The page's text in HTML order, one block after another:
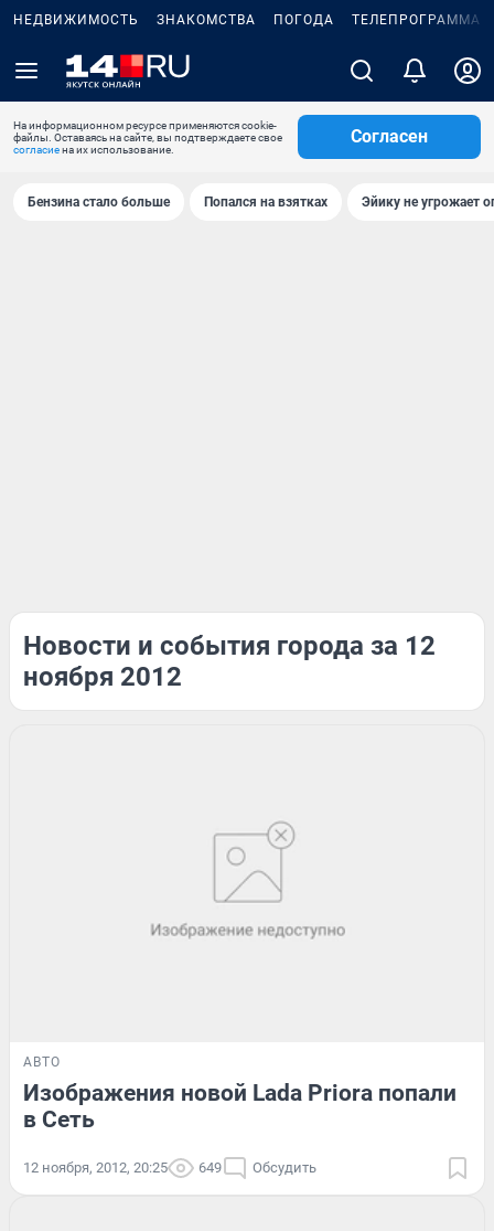
НЕДВИЖИМОСТЬ ЗНАКОМСТВА ПОГОДА ТЕЛЕПРОГРАММА
На информационном ресурсе применяются cookie-
файлы. Оставаясь на сайте, вы подтверждаете свое
согласиена их использование.
Согласен
Бензина стало больше Попался на взятках Эйику не угрожает
Новости и события города за 12
ноября 2012
АВТО
Изображения новой Lada Priora попали
в Сеть
12 ноября, 2012, 20:25 649 Обсудить